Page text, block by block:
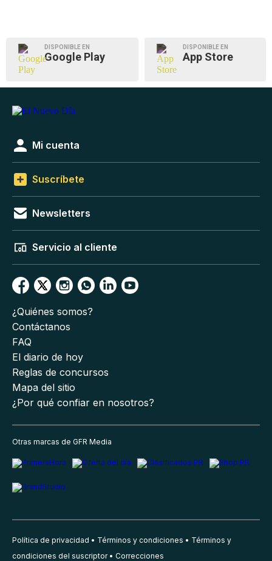
DISPONIBLE EN
Google Play
DISPONIBLE EN
App Store
Mi cuenta
Suscríbete
Newsletters
Servicio al cliente
¿Quiénes somos?
Contáctanos
FAQ
El diario de hoy
Reglas de concursos
Mapa del sitio
¿Por qué confiar en nosotros?
Otras marcas de GFR Media
Política de privacidad Términos y condiciones
Términos y
condiciones del suscriptor
Correcciones